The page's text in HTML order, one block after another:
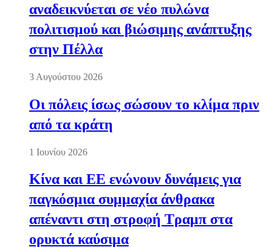
αναδεικνύεται σε νέο πυλώνα
πολιτισμού και βιώσιμης ανάπτυξης
στην Πέλλα
3 Αυγούστου 2026
Οι πόλεις ίσως σώσουν το κλίμα πριν
από τα κράτη
1 Ιουνίου 2026
Κίνα και ΕΕ ενώνουν δυνάμεις για
παγκόσμια συμμαχία άνθρακα
απέναντι στη στροφή Τραμπ στα
ορυκτά καύσιμα